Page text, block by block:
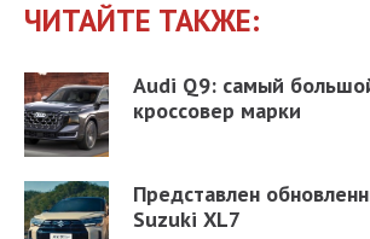
ЧИТАЙТЕ ТАКЖЕ:
Audi Q9: самый
кроссовер марки
Представлен
Suzuki XL7